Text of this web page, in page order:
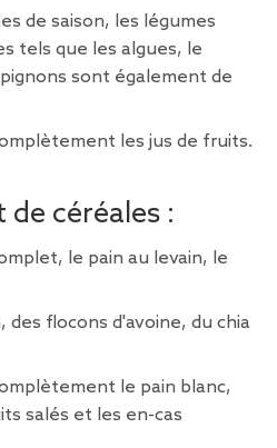
de saison, les légumes
tels que les algues, le
sont également de
les jus de fruits.
de céréales :
le pain au levain, le
des flocons d'avoine, du chia
le pain blanc,
salés et les en-cas